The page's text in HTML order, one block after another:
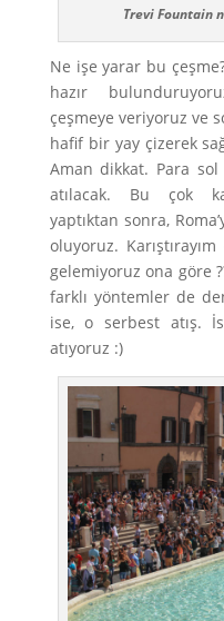
Trevi Fountain
Ne işe yarar bu
hazır
çeşmeye veriyoruz ve
hafif bir yay çizerek
Aman dikkat. Para
atılacak. Bu çok
yaptıktan sonra,
oluyoruz.
gelemiyoruz ona göre
farklı yöntemler de
ise, o serbest atış.
atıyoruz :)